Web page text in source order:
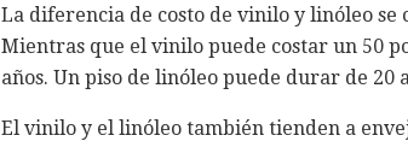
La diferencia de costo de vinilo y linóleo
Mientras que el vinilo puede costar un 50
años. Un piso de linóleo puede durar de 20
El vinilo y el linóleo también tienden a